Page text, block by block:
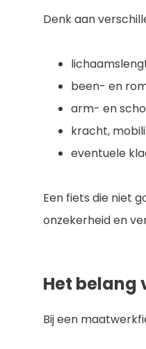
Denk aan
been- en
arm- en
kracht,
eventuele
Een fiets die niet
onzekerheid en
Het belang
Bij een